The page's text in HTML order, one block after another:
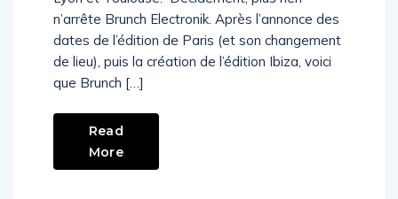
n’arrête Brunch Electronik. Après l’annonce des
dates de l’édition de Paris (et son changement
de lieu), puis la création de l’édition Ibiza, voici
que Brunch […]
Read
More